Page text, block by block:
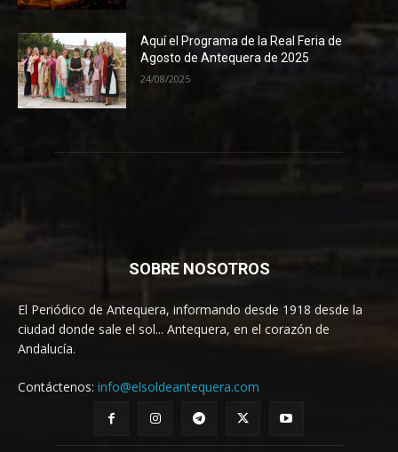
Aquí el Programa de la Real Feria de
Agosto de Antequera de 2025
24/08/2025
SOBRE NOSOTROS
El Periódico de Antequera, informando desde 1918 desde la
ciudad donde sale el sol... Antequera, en el corazón de
Andalucía.
Contáctenos: info@elsoldeantequera.com